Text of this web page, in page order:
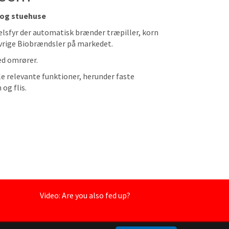
stuehuse
der automatisk brænder træpiller, korn
Biobrændsler på markedet.
omrører.
relevante funktioner, herunder faste
flis.
Video: Are you also fed up?